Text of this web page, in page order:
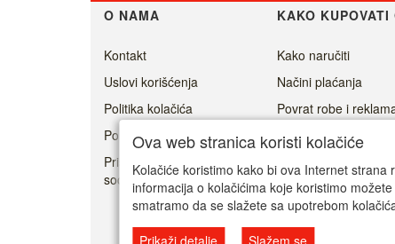
O NAMA KAKO KUPOVATI
Kontakt
Uslovi korišćenja
Politika kolačića
Politika privatnosti
Prisoner's Dilemma -
social game
Kako naručiti
Načini plaćanja
Povrat robe i
Isporuka
Ova web stranica koristi kolačiće
Kolačiće koristimo kako bi ova Internet
informacija o kolačićima koje koristimo
smatramo da se slažete sa upotrebom
Prikaži detalje
Slažem se